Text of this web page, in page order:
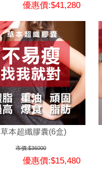
優惠價:$41,280
草本超纖膠囊(6盒)
市價:$36000
優惠價:$15,480